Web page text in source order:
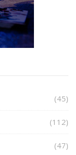
(45)
(112)
(47)